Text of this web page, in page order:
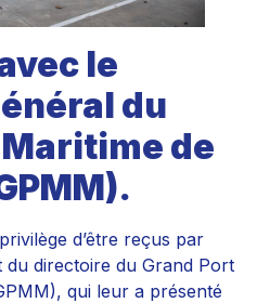
le
du
de
d’être reçus par
directoire du Grand Port
qui leur a présenté